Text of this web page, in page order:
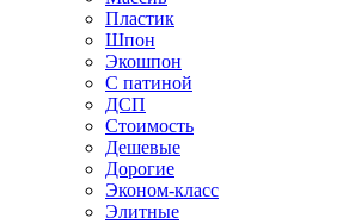
Пластик
Шпон
Экошпон
С патиной
ДСП
Стоимость
Дешевые
Дорогие
Эконом-класс
Элитные